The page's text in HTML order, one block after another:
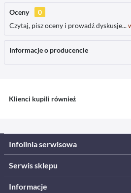
Oceny
0
Czytaj, pisz oceny i prowadź dyskusje...
Informacje o producencie
Klienci kupili również
Infolinia serwisowa
Serwis sklepu
Informacje